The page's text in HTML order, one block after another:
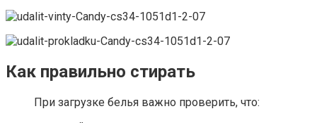
Как правильно стирать
При загрузке белья важно проверить, что: